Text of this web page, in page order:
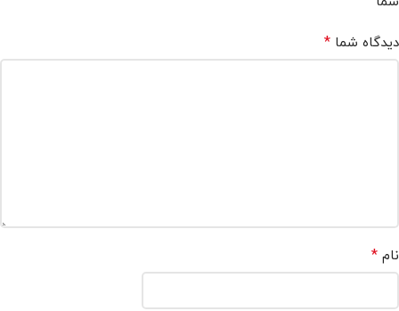
دیدگاه شما *
نام *